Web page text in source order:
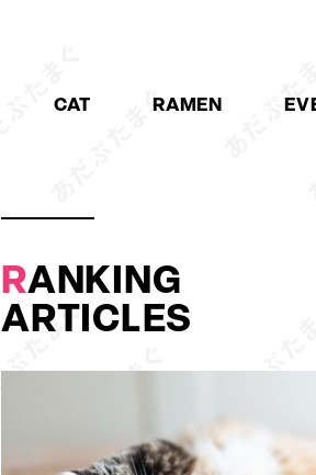
CAT RAMEN
RANKING
ARTICLES